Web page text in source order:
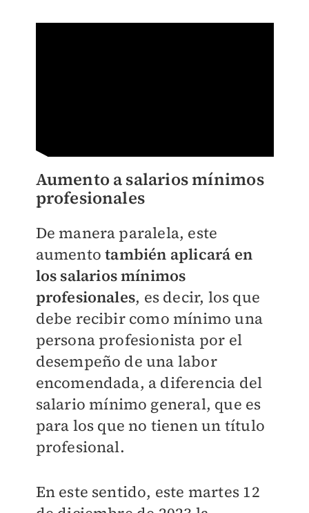
Aumento a salarios mínimos
profesionales
De manera paralela, este
aumento también aplicará en
los salarios mínimos
profesionales, es decir, los que
debe recibir como mínimo una
persona profesionista por el
desempeño de una labor
encomendada, a diferencia del
salario mínimo general, que es
para los que no tienen un título
profesional.
En este sentido, este martes 12